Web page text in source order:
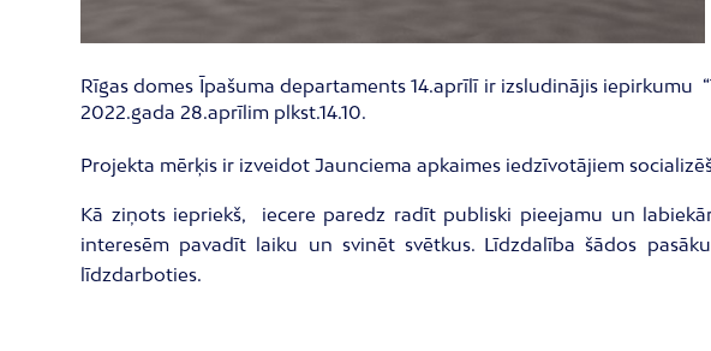
Rīgas domes Īpašuma departaments 14.aprīlī ir izsludinājis iepirkumu
2022.gada 28.aprīlim plkst.14.10.
Projekta mērķis ir izveidot Jaunciema apkaimes iedzīvotājiem
Kā ziņots iepriekš, iecere paredz radīt publiski pieejamu un
interesēm pavadīt laiku un svinēt svētkus. Līdzdalība šādos
līdzdarboties.